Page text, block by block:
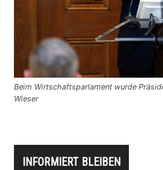
Beim Wirtschaftsparlament wurde
Wieser
INFORMIERT BLEIBEN